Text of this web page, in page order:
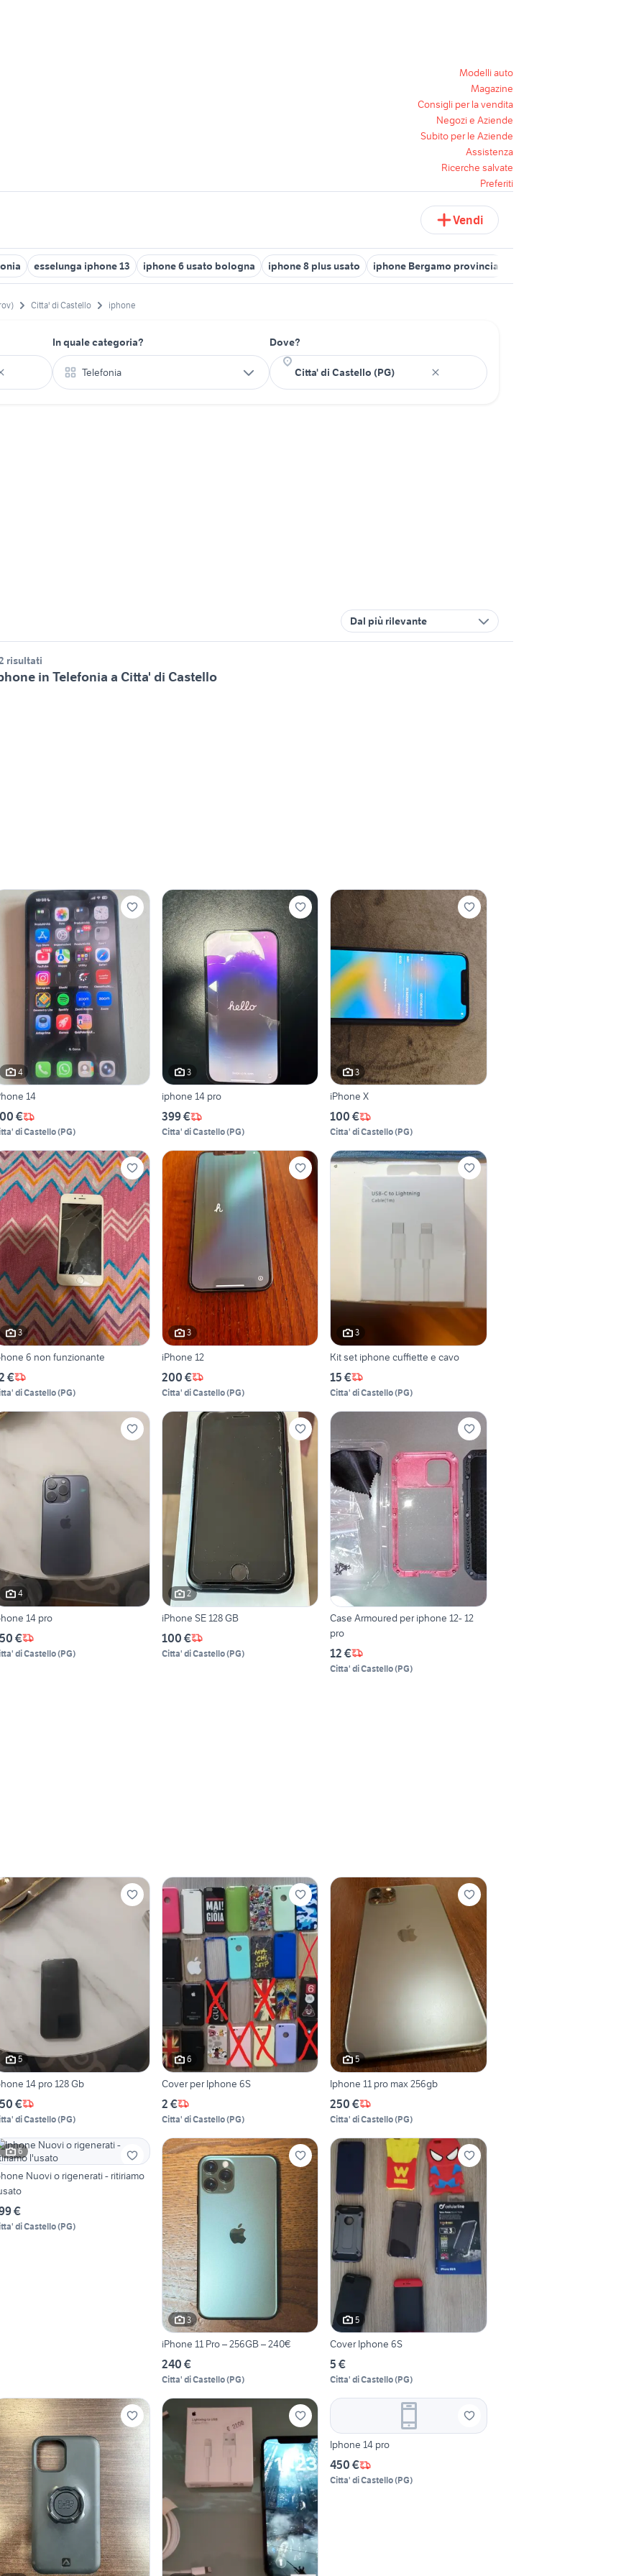
Modelli auto
Magazine
Consigli per la vendita
Negozi e Aziende
Subito per le Aziende
Assistenza
Ricerche salvate
Preferiti
Vendi
esselunga iphone 13 iphone 6 usato bologna iphone 8 plus usato iphone Bergamo provincia
Citta' di Castello iphone
In quale categoria?
Telefonia
Dove?
Dal più rilevante
risultati
in Telefonia a Citta' di Castello
4
14
€
di Castello(PG)
3
iphone 14 pro
399 €
Citta' di Castello(PG)
3
iPhone X
100 €
Citta' di Castello(PG)
3
6 non funzionante
€
di Castello(PG)
3
iPhone 12
200 €
Citta' di Castello(PG)
3
Kit set iphone cuffiette e cavo
15 €
Citta' di Castello(PG)
4
14 pro
€
di Castello(PG)
2
iPhone SE 128 GB
100 €
Citta' di Castello(PG)
Case Armoured per iphone 12- 12
pro
12 €
Citta' di Castello(PG)
5
14 pro 128 Gb
€
di Castello(PG)
6
Cover per Iphone 6S
2 €
Citta' di Castello(PG)
5
Iphone 11 pro max 256gb
250 €
Citta' di Castello(PG)
6
Nuovi o rigenerati - ritiriamo
€
di Castello(PG)
3
iPhone 11 Pro – 256GB – 240€
240 €
Citta' di Castello(PG)
5
Cover Iphone 6S
5 €
Citta' di Castello(PG)
Iphone 14 pro
450 €
Citta' di Castello(PG)